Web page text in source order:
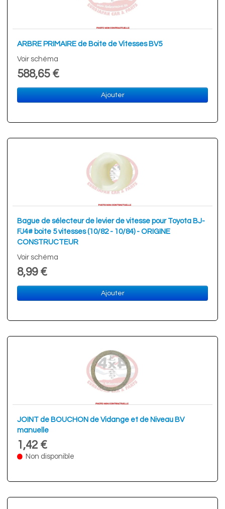
ARBRE PRIMAIRE de Boite de Vitesses BV5
Voir schéma
588,65 €
Ajouter
Bague de sélecteur de levier de vitesse pour Toyota BJ-
FJ4# boite 5 vitesses (10/82 - 10/84) - ORIGINE
CONSTRUCTEUR
Voir schéma
8,99 €
Ajouter
JOINT de BOUCHON de Vidange et de Niveau BV
manuelle
1,42 €
Non disponible